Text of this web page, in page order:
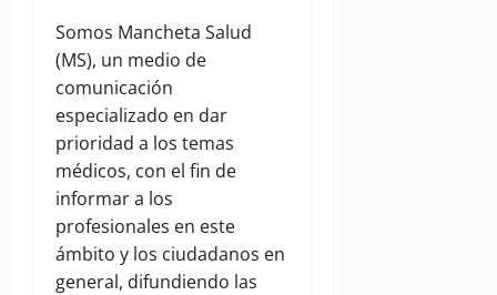
Somos Mancheta Salud
(MS), un medio de
comunicación
especializado en dar
prioridad a los temas
médicos, con el fin de
informar a los
profesionales en este
ámbito y los ciudadanos en
general, difundiendo las